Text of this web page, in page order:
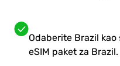
Odaberite Brazil
eSIM paket za Brazil.